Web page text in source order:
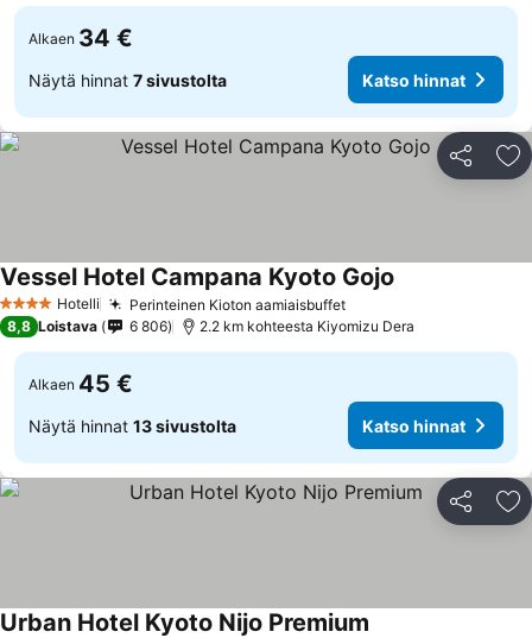
Alkaen 34 €
Näytä hinnat 7 sivustolta Katso hinnat
Jaa
4 Tähtiluokitus
Hotelli Perinteinen Kioton aamiaisbuffetKatso hinnat
Vessel Hotel Campana Kyoto Gojo
8,8 Loistava 6 806 2.2 km kohteesta Kiyomizu Dera
Alkaen 45 €
Näytä hinnat 13 sivustolta Katso hinnat
Jaa
Urban Hotel Kyoto Nijo Premium